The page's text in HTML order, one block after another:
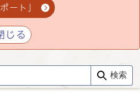
ート」
じる
検索